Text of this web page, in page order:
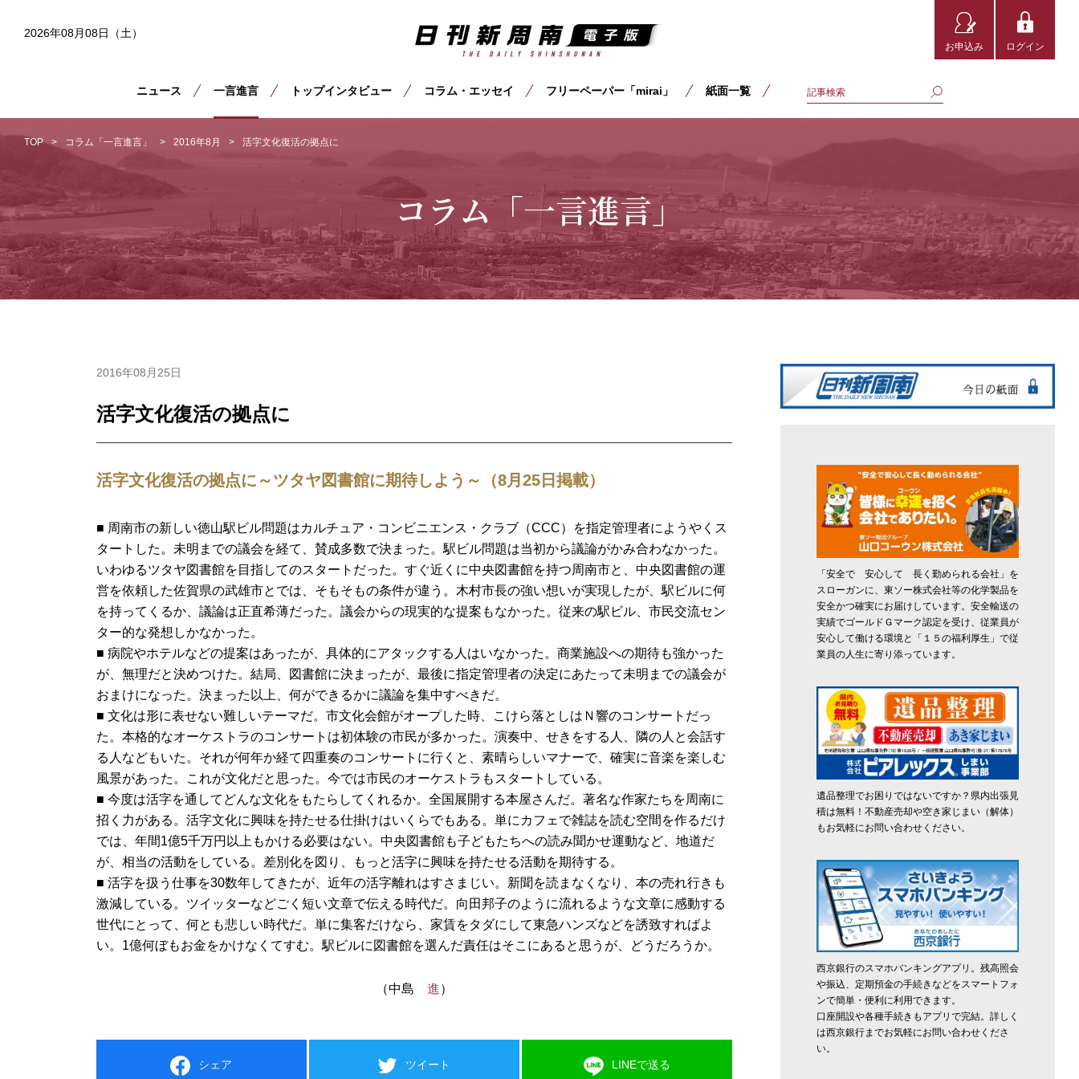
2026年08月08日（土）
お申込み ログイン
ニュース 一言進言 トップインタビュー コラム・エッセイ フリーペーパー「mirai」 紙面一覧
TOP コラム「一言進言」 2016年8月 活字文化復活の拠点に
コラム「一言進言」
2016年08月25日
活字文化復活の拠点に
活字文化復活の拠点に～ツタヤ図書館に期待しよう～（8月25日掲載）
■ 周南市の新しい徳山駅ビル問題はカルチュア・コンビニエンス・クラブ（CCC）を指定管理者にようやくス
タートした。未明までの議会を経て、賛成多数で決まった。駅ビル問題は当初から議論がかみ合わなかった。
いわゆるツタヤ図書館を目指してのスタートだった。すぐ近くに中央図書館を持つ周南市と、中央図書館の運
営を依頼した佐賀県の武雄市とでは、そもそもの条件が違う。木村市長の強い想いが実現したが、駅ビルに何
を持ってくるか、議論は正直希薄だった。議会からの現実的な提案もなかった。従来の駅ビル、市民交流セン
ター的な発想しかなかった。
■ 病院やホテルなどの提案はあったが、具体的にアタックする人はいなかった。商業施設への期待も強かった
が、無理だと決めつけた。結局、図書館に決まったが、最後に指定管理者の決定にあたって未明までの議会が
おまけになった。決まった以上、何ができるかに議論を集中すべきだ。
■ 文化は形に表せない難しいテーマだ。市文化会館がオープした時、こけら落としはＮ響のコンサートだっ
た。本格的なオーケストラのコンサートは初体験の市民が多かった。演奏中、せきをする人、隣の人と会話す
る人などもいた。それが何年か経て四重奏のコンサートに行くと、素晴らしいマナーで、確実に音楽を楽しむ
風景があった。これが文化だと思った。今では市民のオーケストラもスタートしている。
■ 今度は活字を通してどんな文化をもたらしてくれるか。全国展開する本屋さんだ。著名な作家たちを周南に
招く力がある。活字文化に興味を持たせる仕掛けはいくらでもある。単にカフェで雑誌を読む空間を作るだけ
では、年間1億5千万円以上もかける必要はない。中央図書館も子どもたちへの読み聞かせ運動など、地道だ
が、相当の活動をしている。差別化を図り、もっと活字に興味を持たせる活動を期待する。
■ 活字を扱う仕事を30数年してきたが、近年の活字離れはすさまじい。新聞を読まなくなり、本の売れ行きも
激減している。ツイッターなどごく短い文章で伝える時代だ。向田邦子のように流れるような文章に感動する
世代にとって、何とも悲しい時代だ。単に集客だけなら、家賃をタダにして東急ハンズなどを誘致すればよ
い。1億何ぼもお金をかけなくてすむ。駅ビルに図書館を選んだ責任はそこにあると思うが、どうだろうか。
（中島 進）
シェア ツイート LINEで送る
「安全で 安心して 長く勤められる会社」を
スローガンに、東ソー株式会社等の化学製品を
安全かつ確実にお届けしています。安全輸送の
実績でゴールドＧマーク認定を受け、従業員が
安心して働ける環境と「１５の福利厚生」で従
業員の人生に寄り添っています。
遺品整理でお困りではないですか？県内出張見
積は無料！不動産売却や空き家じまい（解体）
もお気軽にお問い合わせください。
西京銀行のスマホバンキングアプリ。残高照会
や振込、定期預金の手続きなどをスマートフォ
ンで簡単・便利に利用できます。
口座開設や各種手続きもアプリで完結。詳しく
は西京銀行までお気軽にお問い合わせくださ
い。